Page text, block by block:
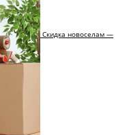
Скидка новоселам —